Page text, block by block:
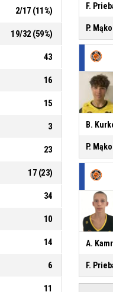
2/17 (11%)
19/32 (59%)
43
16
15
3
23
17 (23)
34
10
14
6
11
F.
P.
B.
P.
A.
F.